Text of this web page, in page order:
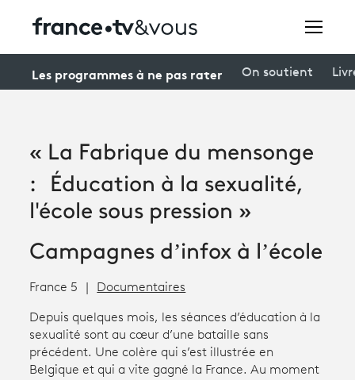
Creators
À la une
Programme tv
Les programmes à ne pas rater On soutient
« La Fabrique du mensonge
: Éducation à la sexualité,
l'école sous pression »
Campagnes d’infox à l’école
France 5 Documentaires
Depuis quelques mois, les séances d’éducation à la
sexualité sont au cœur d’une bataille sans
précédent. Une colère qui s’est illustrée en
Belgique et qui a vite gagné la France. Au moment